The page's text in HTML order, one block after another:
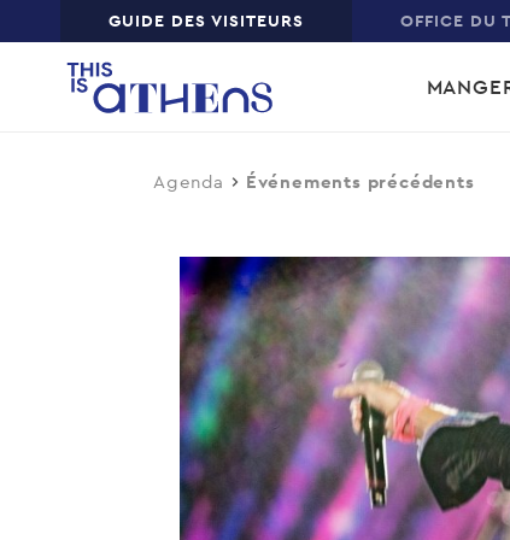
Top GUIDE DES VISITEURS OFFICE DU
Agenda Événements précédents